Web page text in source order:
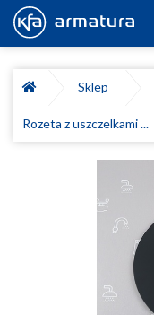
Sklep
Rozeta z uszczelkami ...